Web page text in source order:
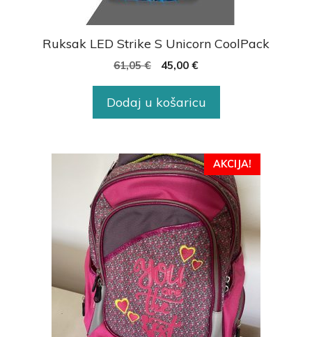
Ruksak LED Strike S Unicorn CoolPack
61,05€ 45,00 €
Dodaj u košaricu
AKCIJA!